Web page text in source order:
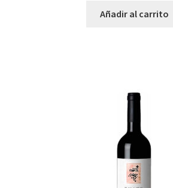
Añadir al carrito